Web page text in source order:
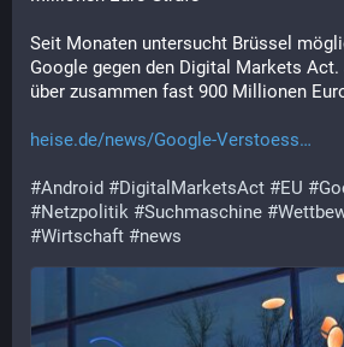
Seit Monaten untersucht Brüssel
Google gegen den Digital Markets
über zusammen fast 900 Millionen
heise.de/news/Google-Verstoess
#Android #DigitalMarketsAct #EU #
#Netzpolitik #Suchmaschine #
#Wirtschaft #news